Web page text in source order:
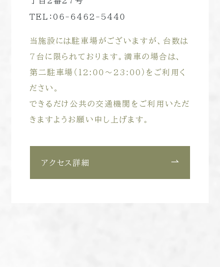
TEL：06-6462-5440
当施設には駐車場がございますが、台数は
7台に限られております。満車の場合は、
第二駐車場（12:00～23:00）をご利用く
ださい。
できるだけ公共の交通機関をご利用いただ
きますようお願い申し上げます。
アクセス詳細